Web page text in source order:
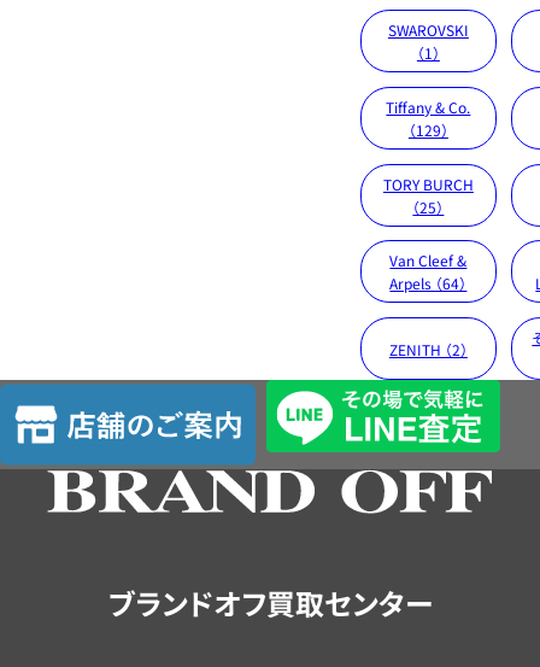
SWAROVSKI
（1）
Tiffany & Co.
（129）
TORY BURCH
（25）
Van Cleef &
Arpels （64）
ZENITH （2）
店
舗
の
ブランドオフ買取センター